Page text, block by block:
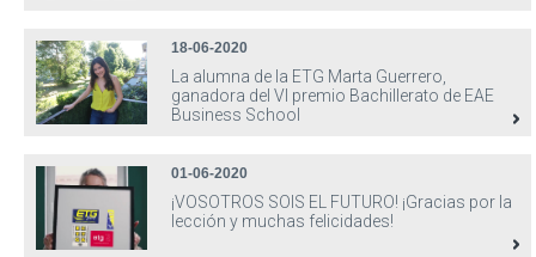
18-06-2020
La alumna de la ETG Marta Guerrero,
ganadora del VI premio Bachillerato de EAE
Business School
01-06-2020
¡VOSOTROS SOIS EL FUTURO! ¡Gracias por la
lección y muchas felicidades!